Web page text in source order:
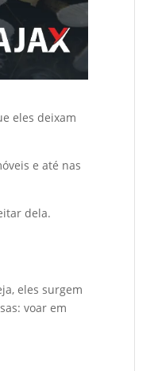
eles deixam
e até nas
dela.
eles surgem
voar em